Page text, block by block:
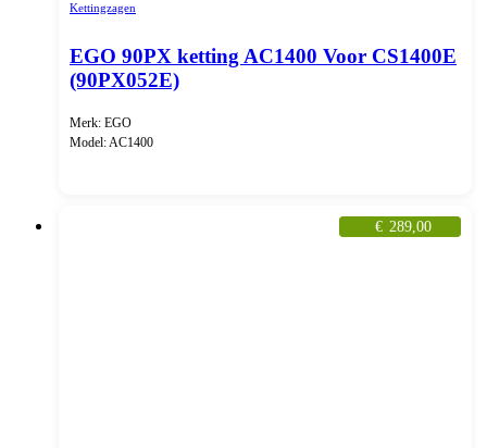
Kettingzagen
EGO 90PX ketting AC1400 Voor CS1400E
(90PX052E)
Merk: EGO
Model: AC1400
€ 289,00